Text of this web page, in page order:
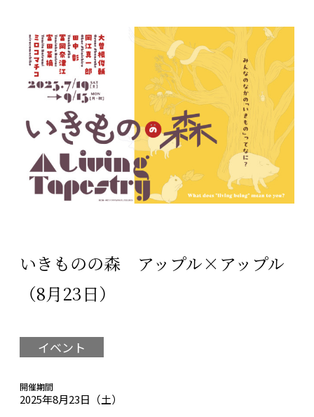
いきものの森 アップル×アップル
（8月23日）
イベント
開催期間
2025年8月23日（土）